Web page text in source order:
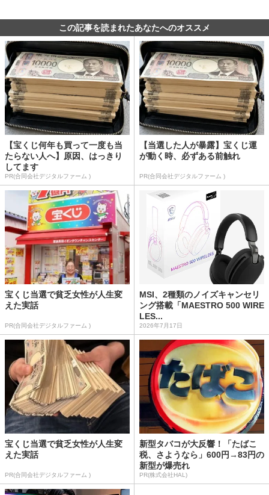
この記事を読まれたあなたへのオススメ
【宝くじ何年も買って一度も当
たらない人へ】原因、はっきり
してます
PR(合同会社デジタルファーム )
【当選した人が暴露】宝くじ運
が動く時、必ずある前触れ
PR(合同会社デジタルファーム )
宝くじ当選で貧乏女性が人生変
えた実話
PR(合同会社デジタルファーム )
MSI、2種類のノイズキャンセリ
ング搭載「MAESTRO 500 WIRE
LES...
2026年7月17日
宝くじ当選で貧乏女性が人生変
えた実話
PR(合同会社デジタルファーム )
新型タバコが大反響！「たばこ
税、さようなら」600円→83円の
新型が爆売れ
PR(株式会社HAL)